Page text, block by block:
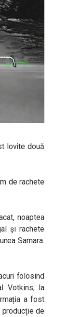
lovite două
de rachete
noaptea
și rachete
Samara.
folosind
Votkins, la
a fost
producție de